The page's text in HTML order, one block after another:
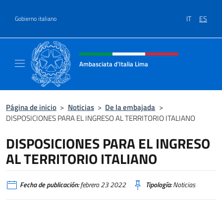
Gobierno italiano IT ES
Encabezado del sitio web,
Ambasciata d'Italia Lima
Página de inicio > Noticias > De la embajada >
DISPOSICIONES PARA EL INGRESO AL TERRITORIO ITALIANO
DISPOSICIONES PARA EL INGRESO
AL TERRITORIO ITALIANO
Fecha de publicación:febrero 23 2022 Tipología:Noticias